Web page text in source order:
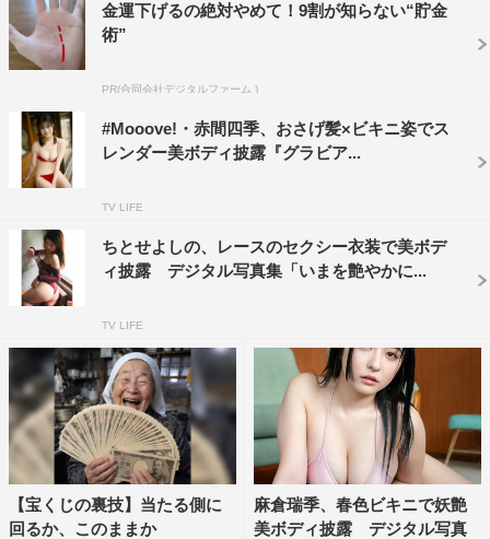
金運下げるの絶対やめて！9割が知らない“貯金
術”
PR(合同会社デジタルファーム )
#Mooove!・赤間四季、おさげ髪×ビキニ姿でス
レンダー美ボディ披露『グラビア...
TV LIFE
ちとせよしの、レースのセクシー衣装で美ボデ
ィ披露 デジタル写真集「いまを艶やかに...
TV LIFE
【宝くじの裏技】当たる側に
回るか、このままか
麻倉瑞季、春色ビキニで妖艶
美ボディ披露 デジタル写真